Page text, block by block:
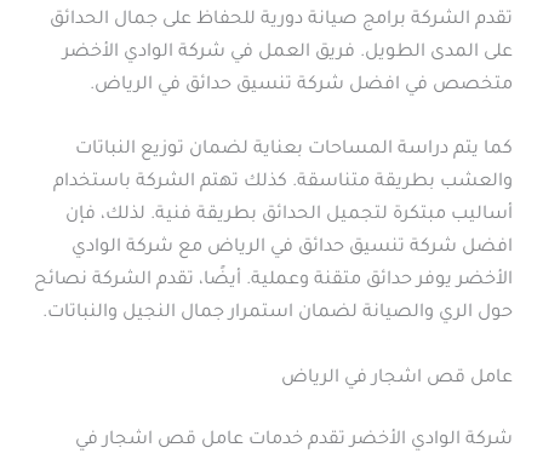
تقدم الشركة برامج صيانة دورية للحفاظ على جمال الحدائق
على المدى الطويل. فريق العمل في شركة الوادي الأخضر
متخصص في افضل شركة تنسيق حدائق في الرياض.
كما يتم دراسة المساحات بعناية لضمان توزيع النباتات
والعشب بطريقة متناسقة. كذلك تهتم الشركة باستخدام
أساليب مبتكرة لتجميل الحدائق بطريقة فنية. لذلك، فإن
افضل شركة تنسيق حدائق في الرياض مع شركة الوادي
الأخضر يوفر حدائق متقنة وعملية. أيضًا، تقدم الشركة نصائح
حول الري والصيانة لضمان استمرار جمال النجيل والنباتات.
عامل قص اشجار في الرياض
شركة الوادي الأخضر تقدم خدمات عامل قص اشجار في